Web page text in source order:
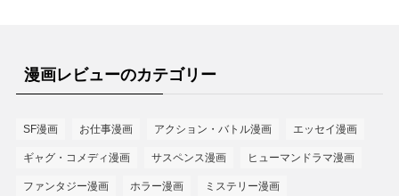
漫画レビューのカテゴリー
SF漫画 お仕事漫画 アクション・バトル漫画 エッセイ漫画
ギャグ・コメディ漫画 サスペンス漫画 ヒューマンドラマ漫画
ファンタジー漫画 ホラー漫画 ミステリー漫画